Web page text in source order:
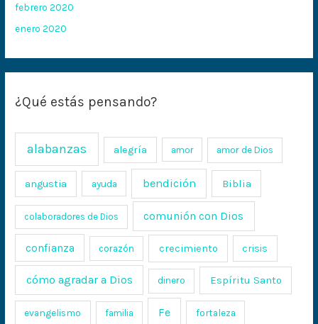
febrero 2020
enero 2020
¿Qué estás pensando?
alabanzas alegría amor amor de Dios
angustia ayuda bendición Biblia
colaboradores de Dios comunión con Dios
confianza corazón crecimiento crisis
cómo agradar a Dios dinero Espíritu Santo
evangelismo familia Fe fortaleza